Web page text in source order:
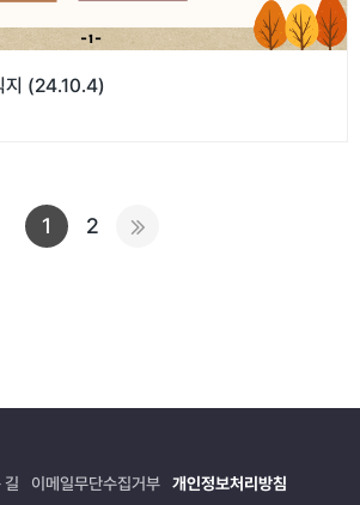
지 (24.10.4)
1 2
길 이메일무단수집거부 개인정보처리방침